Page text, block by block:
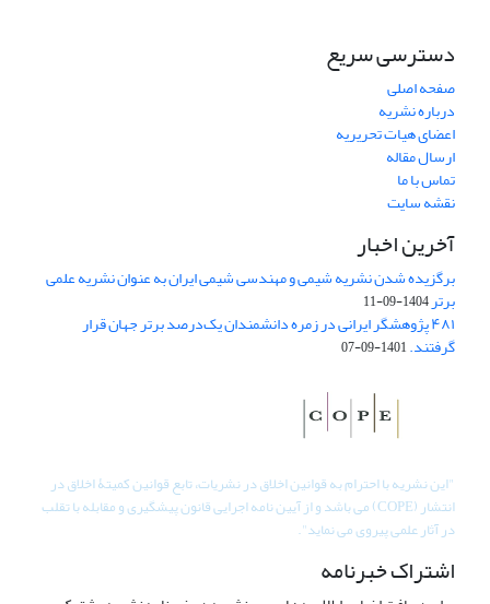
دسترسی سریع
صفحه اصلی
درباره نشریه
اعضای هیات تحریریه
ارسال مقاله
تماس با ما
نقشه سایت
آخرین اخبار
برگزیده شدن نشریه شیمی و مهندسی شیمی ایران به عنوان نشریه علمی
برتر1404-09-11
۴۸۱ پژوهشگر ایرانی در زمره دانشمندان یک‌درصد برتر جهان قرار
گرفتند.1401-09-07
"این نشریه با احترام به قوانین اخلاق در نشریات، تابع قوانین کمیتۀ اخلاق در
انتشار (COPE) می باشد و از آیین نامه اجرایی قانون پیشگیری و مقابله با تقلب
در آثار علمی پیروی می نماید".
اشتراک خبرنامه